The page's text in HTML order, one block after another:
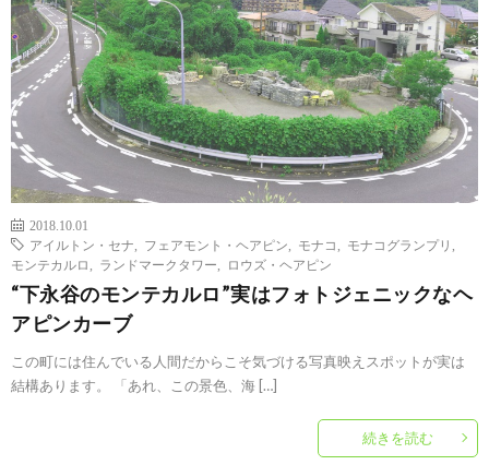
2018.10.01
アイルトン・セナ
フェアモント・ヘアピン モナコ モナコグランプリ
モンテカルロ
ランドマークタワー ロウズ・ヘアピン
“下永谷のモンテカルロ”実はフォトジェニックなヘ
アピンカーブ
この町には住んでいる人間だからこそ気づける写真映えスポットが実は
結構あります。 「あれ、この景色、海 […]
続きを読む